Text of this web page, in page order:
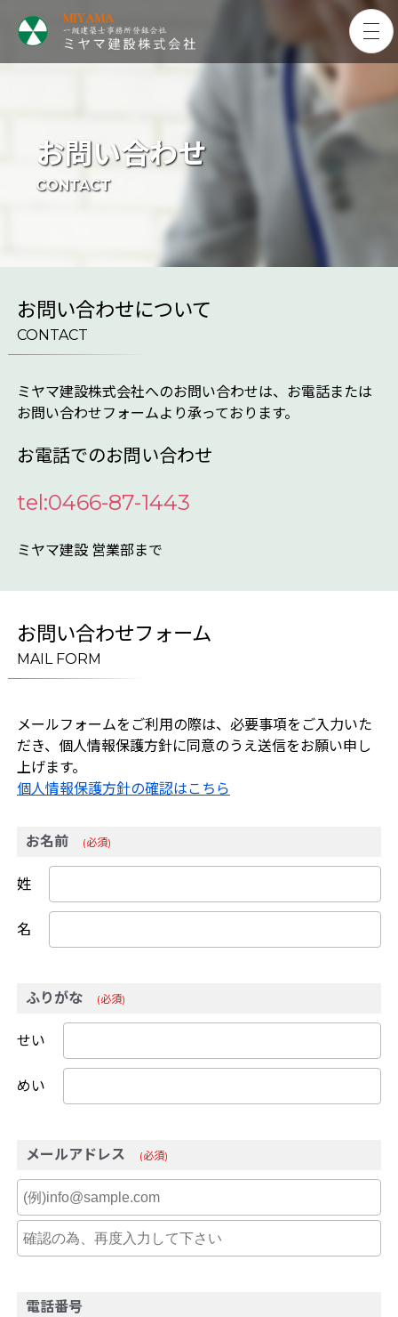
お問い合わせ
CONTACT
お問い合わせについて
CONTACT
ミヤマ建設株式会社へのお問い合わせは、お電話または
お問い合わせフォームより承っております。
お電話でのお問い合わせ
tel:0466-87-1443
ミヤマ建設 営業部まで
お問い合わせフォーム
MAIL FORM
メールフォームをご利用の際は、必要事項をご入力いた
だき、個人情報保護方針に同意のうえ送信をお願い申し
上げます。
個人情報保護方針の確認はこちら
お名前 (必須)
姓
名
ふりがな (必須)
せい
めい
メールアドレス (必須)
電話番号